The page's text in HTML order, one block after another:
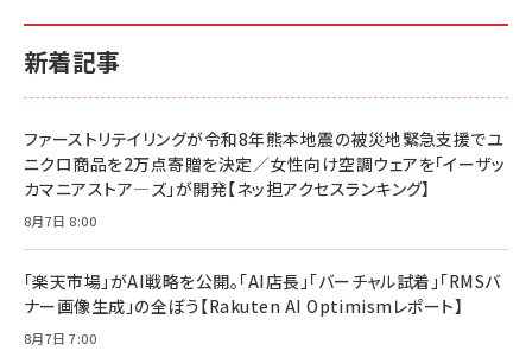
新着記事
ファーストリテイリングが令和8年熊本地震の被災地緊急支援でユ
ニクロ商品を2万点寄贈を決定／女性向け空調ウェアを「イーザッ
カマニアストア―ズ」が開発【ネッ担アクセスランキング】
8月7日 8:00
「楽天市場」がAI戦略を公開。「AI店長」「バーチャル試着」「RMSバ
ナー画像生成」の全ぼう【Rakuten AI Optimismレポート】
8月7日 7:00